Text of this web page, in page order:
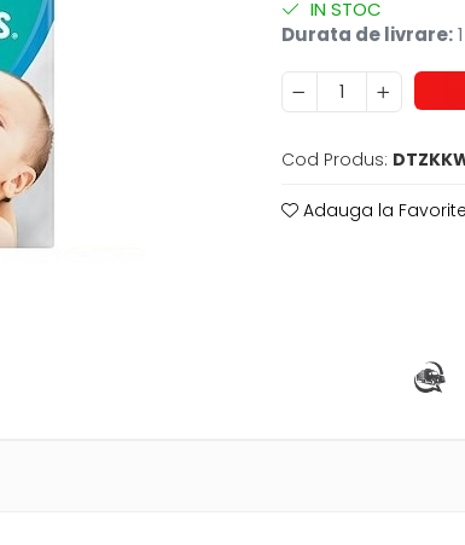
IN STOC
Durata de livrare:1
Cod Produs:
Adauga la Favorite